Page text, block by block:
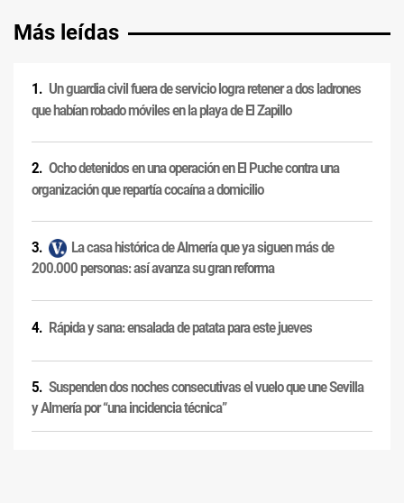
Más leídas
Un guardia civil fuera de servicio logra retener a dos ladrones
que habían robado móviles en la playa de El Zapillo
Ocho detenidos en una operación en El Puche contra una
organización que repartía cocaína a domicilio
La casa histórica de Almería que ya siguen más de
200.000 personas: así avanza su gran reforma
Rápida y sana: ensalada de patata para este jueves
Suspenden dos noches consecutivas el vuelo que une Sevilla
y Almería por “una incidencia técnica”